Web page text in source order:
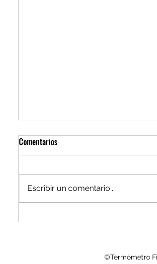
LEY de SUSTANCIA ECONÓMICA.
Comentarios
Escribir un comentario...
©Termómetro